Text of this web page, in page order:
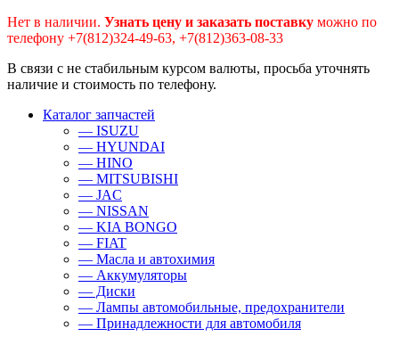
Нет в наличии. Узнать цену и заказать поставку можно по
телефону +7(812)324-49-63, +7(812)363-08-33
В связи с не стабильным курсом валюты, просьба уточнять
наличие и стоимость по телефону.
Каталог запчастей
— ISUZU
— HYUNDAI
— HINO
— MITSUBISHI
— JAC
— NISSAN
— KIA BONGO
— FIAT
— Масла и автохимия
— Аккумуляторы
— Диски
— Лампы автомобильные, предохранители
— Принадлежности для автомобиля